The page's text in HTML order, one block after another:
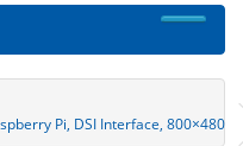
Pi, DSI Interface, 800×480